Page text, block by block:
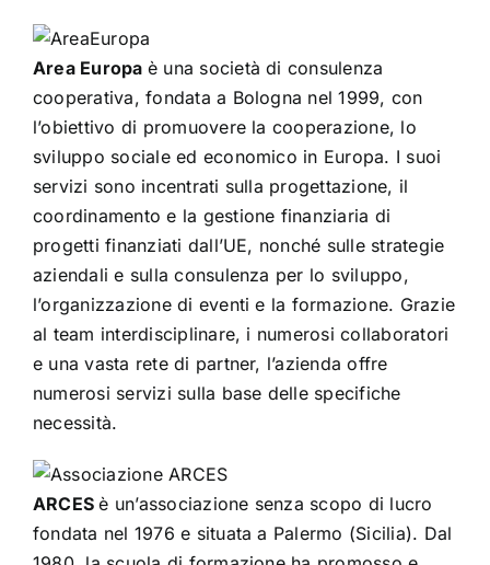
Area Europa è una società di consulenza
cooperativa, fondata a Bologna nel 1999, con
l’obiettivo di promuovere la cooperazione, lo
sviluppo sociale ed economico in Europa. I suoi
servizi sono incentrati sulla progettazione, il
coordinamento e la gestione finanziaria di
progetti finanziati dall’UE, nonché sulle strategie
aziendali e sulla consulenza per lo sviluppo,
l’organizzazione di eventi e la formazione. Grazie
al team interdisciplinare, i numerosi collaboratori
e una vasta rete di partner, l’azienda offre
numerosi servizi sulla base delle specifiche
necessità.
ARCESè un’associazione senza scopo di lucro
fondata nel 1976 e situata a Palermo (Sicilia). Dal